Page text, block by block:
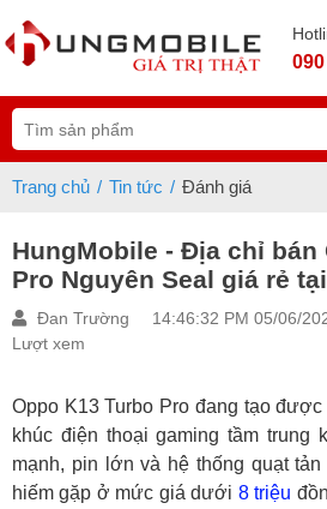
Trang chủ Tin tức Đánh giá
HungMobile - Địa chỉ bán
Pro Nguyên Seal giá rẻ
Đan Trường 14:46:32 PM 05/06/
Lượt xem
Oppo K13 Turbo Pro đang tạo
khúc điện thoại gaming tầm trung
mạnh, pin lớn và hệ thống quạt
hiếm gặp ở mức giá dưới 8 triệu